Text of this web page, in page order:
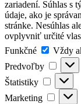
zariadení. Súhlas s
údaje, ako je
stránke. Nesúhlas
ovplyvniť určité
Funkčné
Funkčné
Vždy
Predvoľby
Štatistiky
Marketing